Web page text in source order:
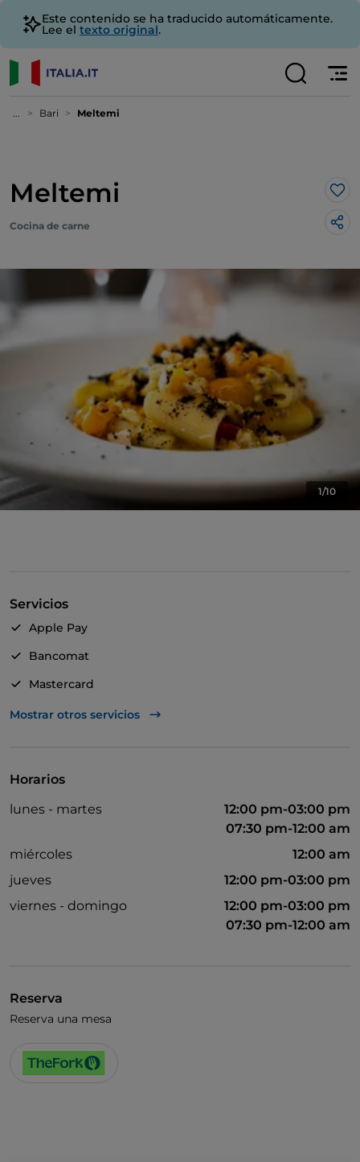
Este contenido se ha traducido automáticamente.
Lee el texto original.
... Bari Meltemi
Meltemi Me
Cocina de carne
1/10
Servicios
Apple Pay
Bancomat
Mastercard
TheFork PAY
Se habla inglés
Wi-Fi
Mostrar otros servicios
Horarios
lunes - martes
12:00 pm-03:00 pm
07:30 pm-12:00 am
miércoles
12:00 am
jueves
12:00 pm-03:00 pm
viernes - domingo
12:00 pm-03:00 pm
07:30 pm-12:00 am
Reserva
Reserva una mesa